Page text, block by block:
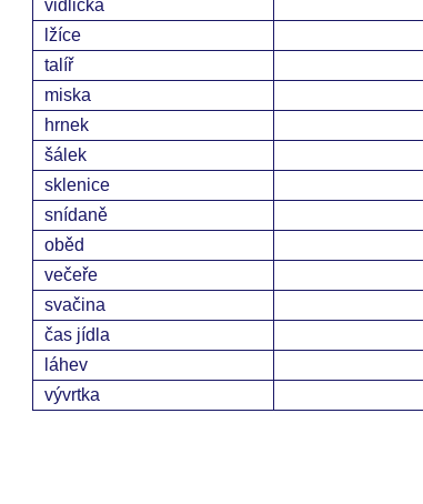
vidlička
lžíce
talíř
miska
hrnek
šálek
sklenice
snídaně
oběd
večeře
svačina
čas jídla
láhev
vývrtka